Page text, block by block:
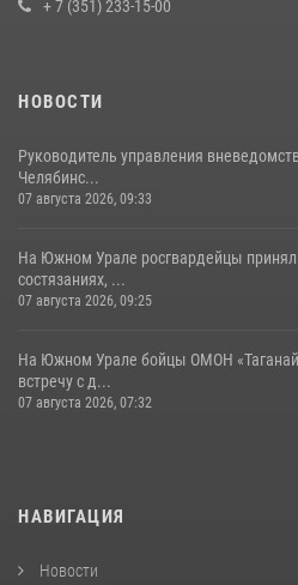
+ 7 (351) 233-15-00
НОВОСТИ
Руководитель управления
Челябинс...
07 августа 2026, 09:33
На Южном Урале росгвардейцы
состязаниях, ...
07 августа 2026, 09:25
На Южном Урале бойцы ОМОН
встречу с д...
07 августа 2026, 07:32
НАВИГАЦИЯ
Новости